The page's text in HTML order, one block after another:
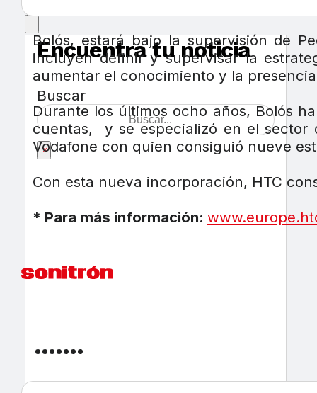
Encuentra tu noticia
Buscar
×
Bolós, estará bajo la supervisión de
incluyen definir y supervisar la
aumentar el conocimiento y la
Durante los últimos ocho años, Bolós
cuentas, y se especializó en el sector
Vodafone con quien consiguió nueve
Con esta nueva incorporación, HTC
* Para más información: